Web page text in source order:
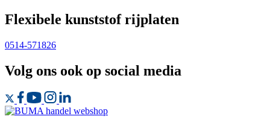
Flexibele kunststof rijplaten
0514-571826
Volg ons ook op social media